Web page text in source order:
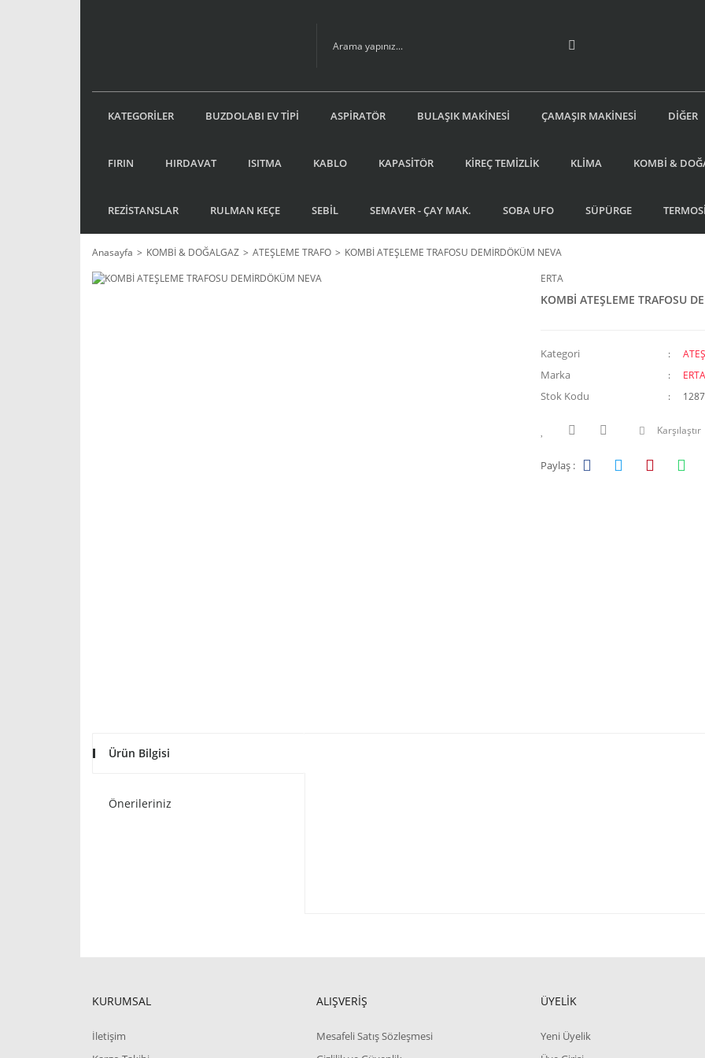
KATEGORİLER BUZDOLABI EV TİPİ ASPİRATÖR BULAŞIK MAKİNESİ ÇAMAŞIR MAKİNESİ DİĞER
FIRIN HIRDAVAT ISITMA KABLO KAPASİTÖR KİREÇ TEMİZLİK KLİMA KOMBİ &
REZİSTANSLAR RULMAN KEÇE SEBİL SEMAVER - ÇAY MAK. SOBA UFO SÜPÜRGE
Anasayfa KOMBİ & DOĞALGAZ ATEŞLEME TRAFO
KOMBİ ATEŞLEME TRAFOSU DEMİRDÖKÜM NEVA
ERTA
KOMBİ ATEŞLEME TRAFOSU
Kategori
Marka ERTA
Stok Kodu 1287
Karşılaştır
Paylaş :
Ürün Bilgisi
Önerileriniz
KURUMSAL
İletişim
ALIŞVERİŞ
Mesafeli Satış Sözleşmesi
ÜYELİK
Yeni Üyelik